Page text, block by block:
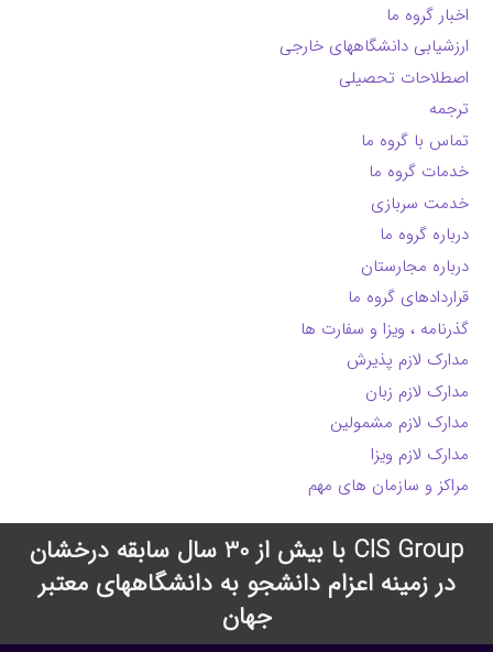
اخبار گروه ما
ارزشیابی دانشگاههای خارجی
اصطلاحات تحصیلی
ترجمه
تماس با گروه ما
خدمات گروه ما
خدمت سربازی
درباره گروه ما
درباره مجارستان
قراردادهای گروه ما
گذرنامه ، ویزا و سفارت ها
مدارک لازم پذیرش
مدارک لازم زبان
مدارک لازم مشمولین
مدارک لازم ویزا
مراکز و سازمان های مهم
CIS Group با بیش از 30 سال سابقه درخشان
در زمینه اعزام دانشجو به دانشگاههای معتبر
جهان